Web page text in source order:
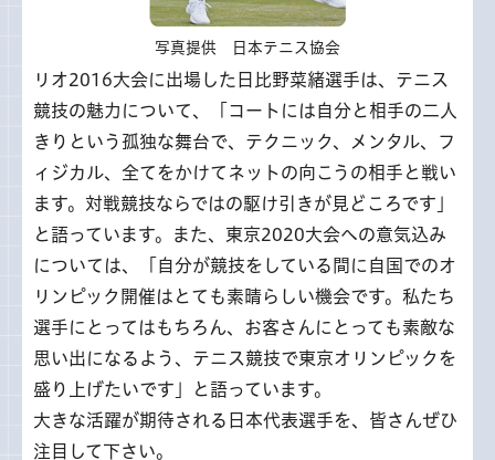
写真提供 日本テニス協会
リオ2016大会に出場した日比野菜緒選手は、テニス
競技の魅力について、「コートには自分と相手の二人
きりという孤独な舞台で、テクニック、メンタル、フ
ィジカル、全てをかけてネットの向こうの相手と戦い
ます。対戦競技ならではの駆け引きが見どころです」
と語っています。また、東京2020大会への意気込み
については、「自分が競技をしている間に自国でのオ
リンピック開催はとても素晴らしい機会です。私たち
選手にとってはもちろん、お客さんにとっても素敵な
思い出になるよう、テニス競技で東京オリンピックを
盛り上げたいです」と語っています。
大きな活躍が期待される日本代表選手を、皆さんぜひ
注目して下さい。